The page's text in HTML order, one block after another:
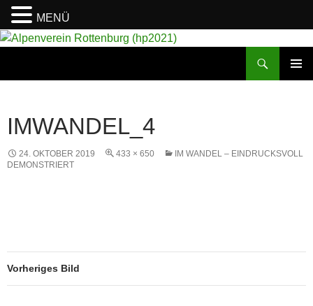
IMWANDEL_4
24. OKTOBER 2019 433 × 650
IM WANDEL – EINDRUCKSVOLL
DEMONSTRIERT
Vorheriges Bild
MENÜ